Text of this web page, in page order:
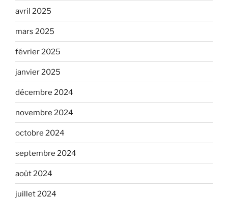
avril 2025
mars 2025
février 2025
janvier 2025
décembre 2024
novembre 2024
octobre 2024
septembre 2024
août 2024
juillet 2024